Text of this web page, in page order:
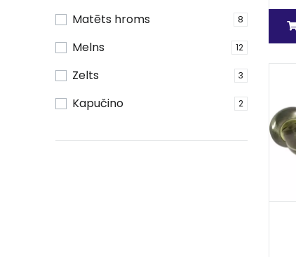
Matēts hroms 8
Melns 12
Zelts 3
Kapučino 2